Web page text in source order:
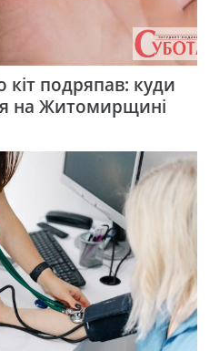
кіт подряпав: куди
на Житомирщині